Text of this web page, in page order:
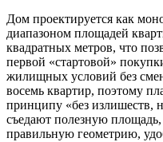
Дом проектируется как
диапазоном площадей
квадратных метров, что
первой «стартовой»
жилищных условий без
восемь квартир, поэтому
принципу «без излишеств,
съедают полезную
правильную геометрию,